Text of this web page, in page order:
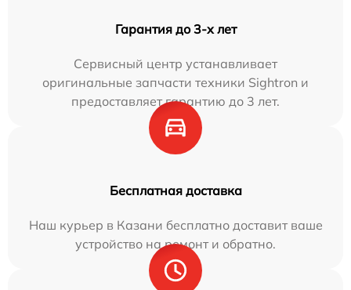
Гарантия до 3-х лет
Сервисный центр устанавливает
оригинальные запчасти техники Sightron и
предоставляет гарантию до 3 лет.
Бесплатная доставка
Наш курьер в Казани бесплатно доставит ваше
устройство на ремонт и обратно.